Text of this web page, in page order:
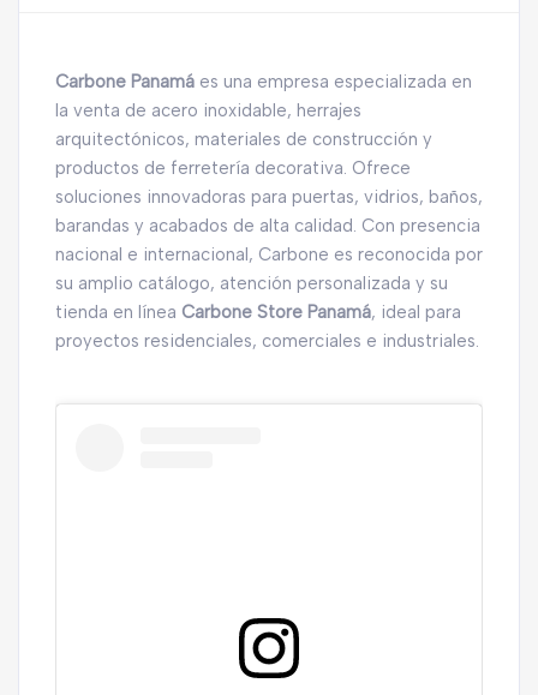
Carbone Panamá es una empresa especializada en
la venta de acero inoxidable, herrajes
arquitectónicos, materiales de construcción y
productos de ferretería decorativa. Ofrece
soluciones innovadoras para puertas, vidrios, baños,
barandas y acabados de alta calidad. Con presencia
nacional e internacional, Carbone es reconocida por
su amplio catálogo, atención personalizada y su
tienda en línea Carbone Store Panamá, ideal para
proyectos residenciales, comerciales e industriales.